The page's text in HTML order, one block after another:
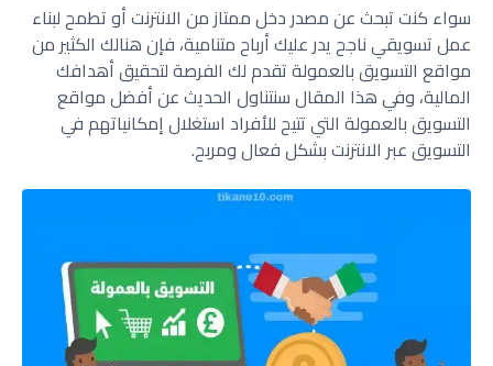
سواء كنت تبحث عن مصدر دخل ممتاز من الانترنت أو تطمح لبناء
عمل تسويقي ناجح يدر عليك أرباح متنامية، فإن هنالك الكثير من
مواقع التسويق بالعمولة تقدم لك الفرصة لتحقيق أهدافك
المالية، وفي هذا المقال سنتناول الحديث عن أفضل مواقع
التسويق بالعمولة التي تتيح للأفراد استغلال إمكانياتهم في
التسويق عبر الانترنت بشكل فعال ومربح.